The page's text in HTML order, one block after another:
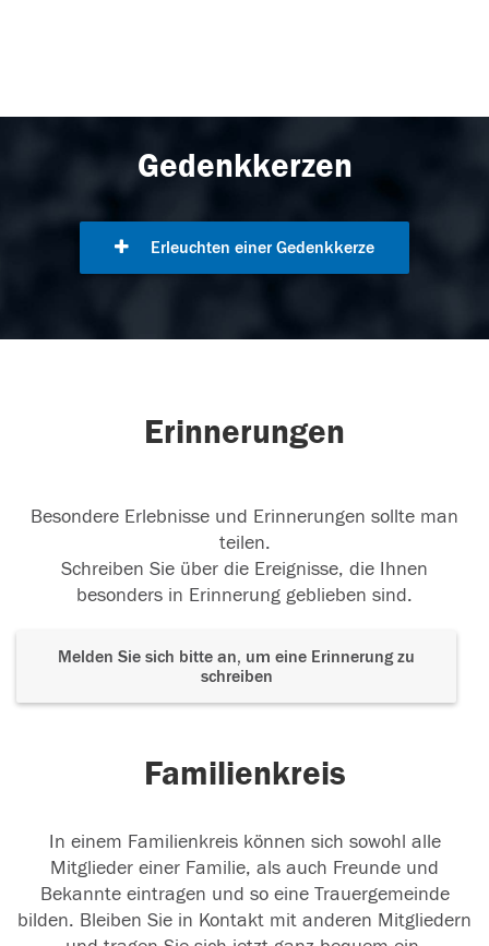
Gedenkkerzen
Erleuchten einer Gedenkkerze
Erinnerungen
Besondere Erlebnisse und Erinnerungen sollte man
teilen.
Schreiben Sie über die Ereignisse, die Ihnen
besonders in Erinnerung geblieben sind.
Melden Sie sich bitte an, um eine Erinnerung zu
schreiben
Familienkreis
In einem Familienkreis können sich sowohl alle
Mitglieder einer Familie, als auch Freunde und
Bekannte eintragen und so eine Trauergemeinde
bilden. Bleiben Sie in Kontakt mit anderen Mitgliedern